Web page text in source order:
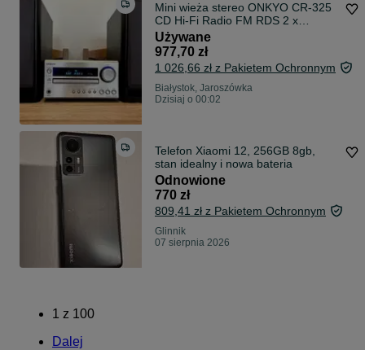
Mini wieża stereo ONKYO CR-325
CD Hi-Fi Radio FM RDS 2 x
Głośniki 70W
Używane
977,70 zł
1 026,66 zł z Pakietem Ochronnym
Białystok, Jaroszówka
Dzisiaj o 00:02
Telefon Xiaomi 12, 256GB 8gb,
stan idealny i nowa bateria
Odnowione
770 zł
809,41 zł z Pakietem Ochronnym
Glinnik
07 sierpnia 2026
1 z 100
Dalej